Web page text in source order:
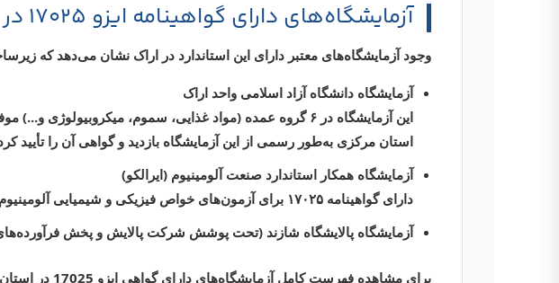
آزمایشگاه‌های دارای گواهینامه ایزو 17025 در اراک (نمونه موفق)
وجود آزمایشگاه‌های معتبر دارای این استاندارد در اراک نشان می‌دهد که
آزمایشگاه دانشگاه آزاد اسلامی واحد اراک
استان مرکزی به‌طور رسمی از این آزمایشگاه بازدید و گواهی آن را تأیید
آزمایشگاه همکار استاندارد صنعت آلومینیوم (ایرالکو)
دارای گواهینامه ۱۷۰۲۵ برای آزمون‌های خواص فیزیکی و شیمیایی آلومینیوم.
آزمایشگاه پالایشگاه شازند (تحت پوشش شرکت پالایش و پخش
برای مشاهده فهرست کامل آزمایشگاه‌های دارای گواهی ایزو 17025 در استان مرکزی، می‌توانید به